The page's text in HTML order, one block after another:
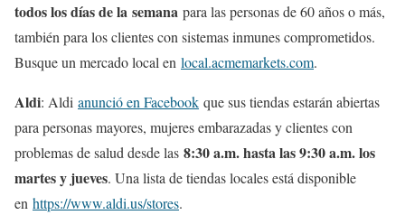
todos los días de la semana para las personas de 60 años o más,
también para los clientes con sistemas inmunes comprometidos.
Busque un mercado local en local.acmemarkets.com.
Aldi: Aldi anunció en Facebook que sus tiendas estarán abiertas
para personas mayores, mujeres embarazadas y clientes con
problemas de salud desde las 8:30 a.m. hasta las 9:30 a.m. los
martes y jueves. Una lista de tiendas locales está disponible
en https://www.aldi.us/stores.